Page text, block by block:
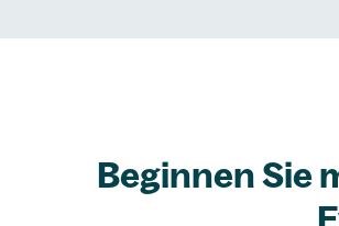
Beginnen Sie